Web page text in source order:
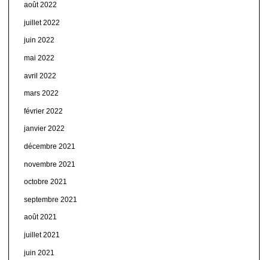
août 2022
juillet 2022
juin 2022
mai 2022
avril 2022
mars 2022
février 2022
janvier 2022
décembre 2021
novembre 2021
octobre 2021
septembre 2021
août 2021
juillet 2021
juin 2021